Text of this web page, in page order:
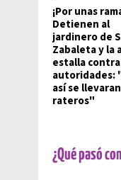
¡Por unas
Detienen al
jardinero de
Zabaleta y la
estalla
autoridades:
así se
rateros"
¿Qué pasó